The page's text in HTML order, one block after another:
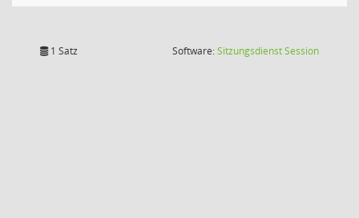
1 Satz Software:SitzungsdienstSession(Wird in